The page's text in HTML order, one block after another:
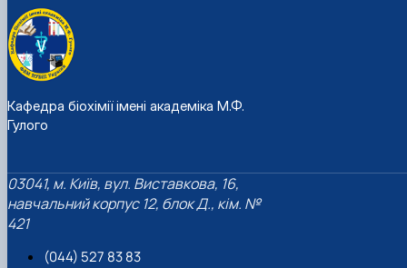
Кафедра біохімії імені академіка М.Ф.
Гулого
03041, м. Київ, вул. Виставкова, 16,
навчальний корпус 12, блок Д., кім. №
421
(044) 527 83 83